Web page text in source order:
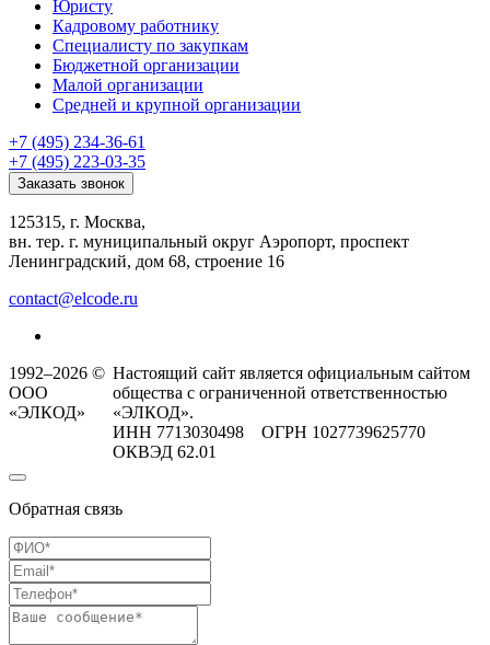
Юристу
Кадровому работнику
Специалисту по закупкам
Бюджетной организации
Малой организации
Средней и крупной организации
+7 (495) 234-36-61
+7 (495) 223-03-35
Заказать звонок
125315, г. Москва,
вн. тер. г. муниципальный округ Аэропорт, проспект
Ленинградский, дом 68, строение 16
contact@elcode.ru
1992–2026 ©
ООО
«ЭЛКОД»
Настоящий сайт является официальным сайтом
общества с ограниченной ответственностью
«ЭЛКОД».
ИНН 7713030498 ОГРН 1027739625770
ОКВЭД 62.01
Обратная связь